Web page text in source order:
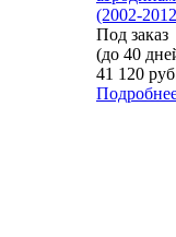
(2002-
Под заказ
(до 40
41 120